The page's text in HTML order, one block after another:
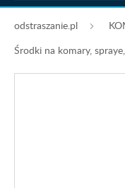
odstraszanie.pl
Środki na komary,